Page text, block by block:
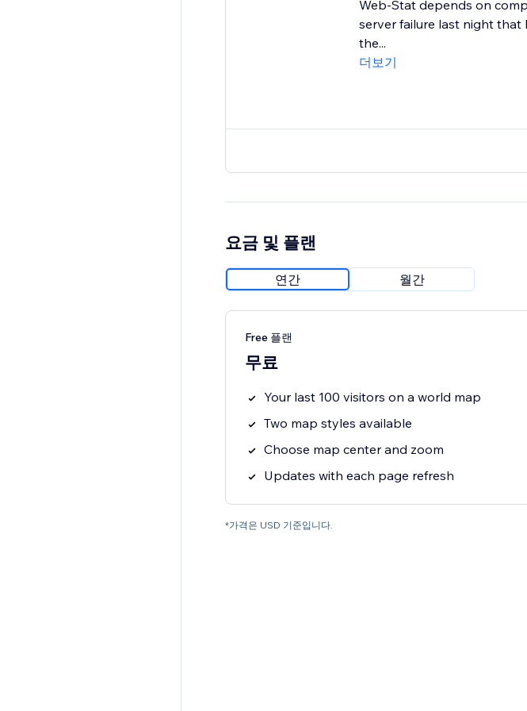
Web-Stat depends on
server failure last night
the...
더보기
요금 및 플랜
연간 월간
Free 플랜
무료
Your last 100 visitors on a world map
Two map styles available
Choose map center and zoom
Updates with each page refresh
*가격은 USD 기준입니다.